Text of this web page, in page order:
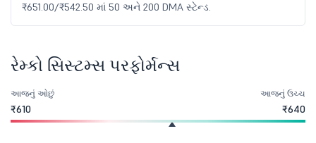
₹651.00/₹542.50 માં 50 અને 200 DMA સ્ટેન્ડ.
રેમ્કો સિસ્ટમ્સ પરફોર્મન્સ
આજનું ઓછું
₹610
આજનું ઉચ્ચ
₹640